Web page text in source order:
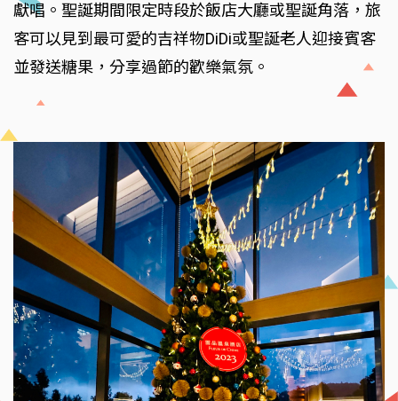
獻唱。聖誕期間限定時段於飯店大廳或聖誕角落，旅
客可以見到最可愛的吉祥物DiDi或聖誕老人迎接賓客
並發送糖果，分享過節的歡樂氣氛。